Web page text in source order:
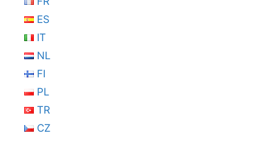
ES
IT
NL
FI
PL
TR
CZ